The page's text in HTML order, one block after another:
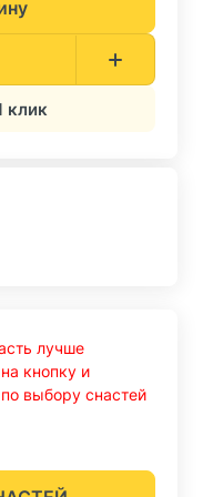
клик
лучше
кнопку и
выбору снастей